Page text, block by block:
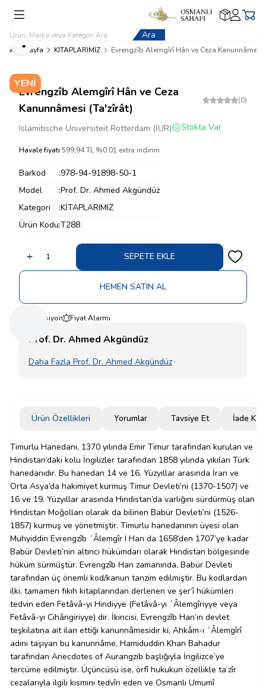
Ara
Kargom
Nerede?
Üyelik
İşlemleri
Ana Sayfa KİTAPLARIMIZ Evrengzîb Alemgîrî Hân ve Ceza Kanunnâmesi
YENI
Paylaş
Evrengzîb Alemgîrî Hân ve Ceza
Kanunnâmesi (Ta'zîrât)
(0)
Islamitische Universiteit Rotterdam (İUR) Stokta Var
Havale fiyatı 599,94TL%0.01 extra indirim
Barkod :978-94-91898-50-1
Model
:Prof. Dr. Ahmed Akgündüz
Kategori
:KİTAPLARIMIZ
Ürün Kodu:T288
SEPETE EKLE Favoriye
HEMEN SATIN AL
Koleksiyon Fiyat Alarmı
Prof. Dr. Ahmed Akgündüz
Daha Fazla Prof. Dr. Ahmed Akgündüz
Ürün Özellikleri Yorumlar Tavsiye Et İade
Timurlu Hanedanı, 1370 yılında Emir Timur tarafından kurulan ve
Hindistan’daki kolu İngilizler tarafından 1858 yılında yıkılan Türk
hanedanıdır. Bu hanedan 14 ve 16. Yüzyıllar arasında İran ve
Orta Asya’da hakimiyet kurmuş Timur Devleti’ni (1370-1507) ve
16 ve 19. Yüzyıllar arasında Hindistan’da varlığını sürdürmüş olan
Hindistan Moğolları olarak da bilinen Babür Devleti’ni (1526-
1857) kurmuş ve yönetmiştir. Timurlu hanedanının üyesi olan
Muhyiddin Evrengzîb ʻÂlemgîr I Han da 1658’den 1707’ye kadar
Babür Devleti’nin altıncı hükümdarı olarak Hindistan bölgesinde
hüküm sürmüştür. Evrengzîb Han zamanında, Babür Devleti
tarafından üç önemli kod/kanun tanzim edilmiştir. Bu kodlardan
ilki, tamamen fıkıh kitaplarından derlenen ve şer‘î hükümleri
tedvin eden Fetâvâ-yı Hindiyye (Fetâvâ-yı ʻÂlemgîriyye veya
Fetâvâ-yı Cihângiriyye) dir. İkincisi, Evrengzîb Han’ın devlet
teşkilatına ait ilan ettiği kanunnâmesidir ki, Ahkâm-ı ʻÂlemgîrî
adını taşıyan bu kanunnâme, Hamiduddin Khan Bahadur
tarafından Anecdotes of Aurangzib başlığıyla İngilizce’ye
tercüme edilmiştir. Üçüncüsü ise, örfî hukukun özellikle ta‘zîr
cezalarıyla ilgili kısmını tedvîn eden ve Osmanlı Umumî